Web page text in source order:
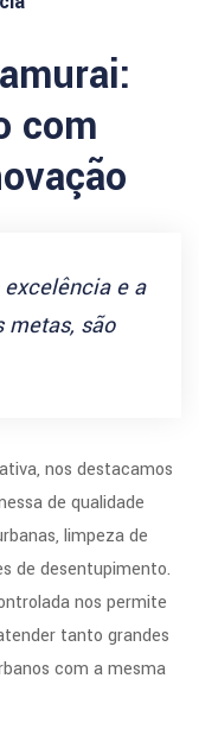
com
e a
metas, são
nos destacamos
de qualidade
limpeza de
de desentupimento.
nos permite
tanto grandes
com a mesma